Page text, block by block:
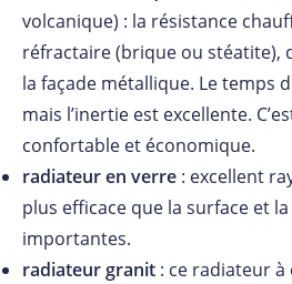
volcanique) : la résistance
réfractaire (brique ou stéatite),
la façade métallique. Le temps
mais l’inertie est excellente.
confortable et économique.
radiateur en verre : excellent
plus efficace que la surface et
importantes.
radiateur granit : ce radiateur à